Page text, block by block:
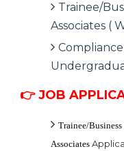
Trainee/
Associates (
👉JOB
Trainee/
Associates